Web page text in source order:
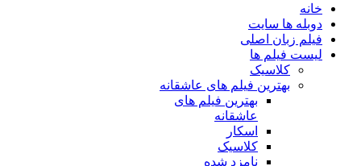
خانه
دوبله ها سایت
فیلم زبان اصلی
لیست فیلم ها
کلاسیک
بهترین فیلم های عاشقانه
بهترین فیلم های
عاشقانه
اسکار
کلاسیک
نامزد شده